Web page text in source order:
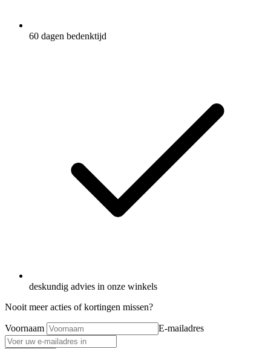
60 dagen bedenktijd
deskundig advies in onze winkels
Nooit meer acties of kortingen missen?
Voornaam E-mailadres